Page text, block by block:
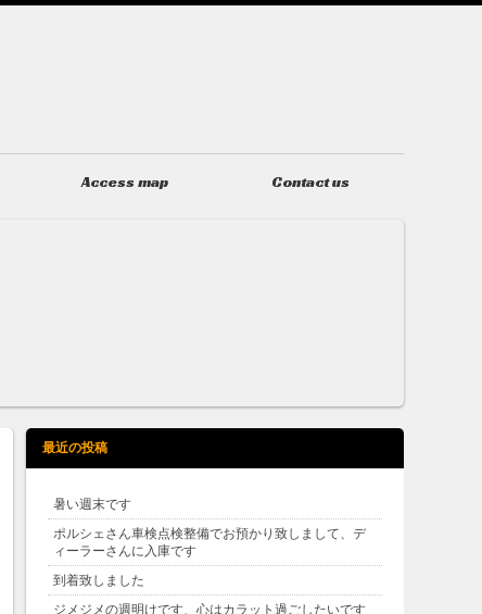
Access map Contact us
最近の投稿
暑い週末です
ポルシェさん車検点検整備でお預かり致しまして、デ
ィーラーさんに入庫です
到着致しました
ジメジメの週明けです、心はカラット過ごしたいです